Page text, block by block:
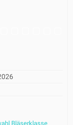
Bläserklasse